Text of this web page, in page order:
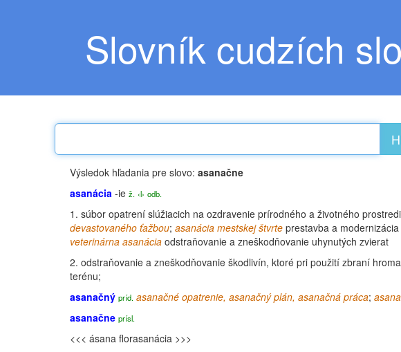
Slovník cudzích
Výsledok hľadania pre slovo: asanačne
asanácia -ie ž. ‹l› odb.
1. súbor opatrení slúžiacich na ozdravenie prírodného a životného
devastovaného ťažbou; asanácia mestskej štvrte prestavba a modernizácia
veterinárna asanácia odstraňovanie a zneškodňovanie uhynutých zvierat
2. odstraňovanie a zneškodňovanie škodlivín, ktoré pri použití zbraní
terénu;
asanačný príd. asanačné opatrenie, asanačnýplán, asanačná práca;
asanačne prísl.
<<< ásana florasanácia >>>